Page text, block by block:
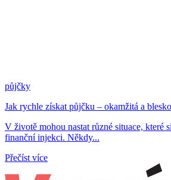
půjčky
Jak rychle získat půjčku – okamžitá a
V životě mohou nastat různé situace, které
finanční injekci. Někdy...
Přečíst více